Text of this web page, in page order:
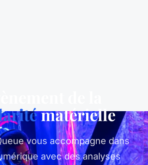
matérielle
vous accompagne dans
avec des analyses